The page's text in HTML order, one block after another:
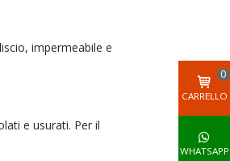
impermeabile e
e usurati. Per il
CARRELLO
0
WHATSAPP